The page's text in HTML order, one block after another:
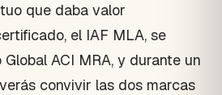
que daba valor
el IAF MLA, se
ACI MRA, y durante un
convivir las dos marcas